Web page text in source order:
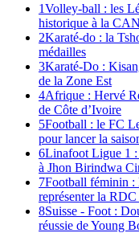
1Volley-ball : les
historique à la
2Karaté-do : la
médailles
3Karaté-Do :
de la Zone Est
4Afrique : Hervé
de Côte d’Ivoire
5Football : le FC
pour lancer la
6Linafoot Ligue 1
à Jhon Birindwa
7Football féminin
représenter la
8Suisse - Foot :
réussie de Young